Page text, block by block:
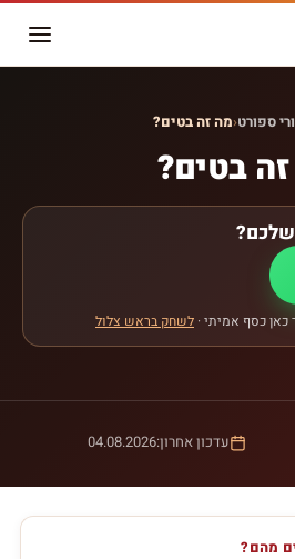
ספורט‹מה זה בטים?
בטים?
לשחק בראש צלול
עדכון אחרון:04.08.2026
מהם?